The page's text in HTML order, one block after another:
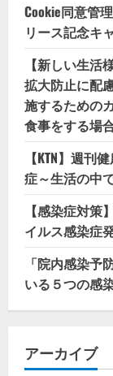
Cookie同意管
リース記念キ
【新しい生
拡大防止に配
施するための
食事をする場
【KTN】週
症～生活の中
【感染症対
イルス感染症
「院内感染予
いる５つの感
アーカイブ